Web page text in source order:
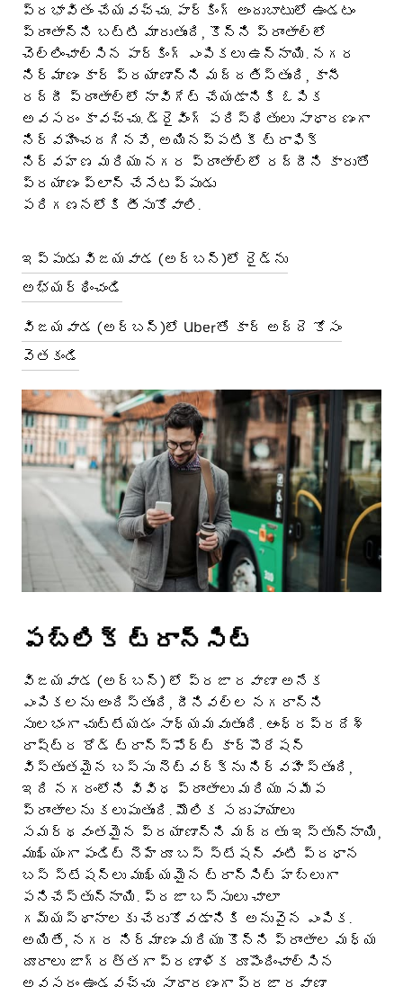
ప్రభావితం చేయవచ్చు. పార్కింగ్ అందుబాటులో ఉండటం
ప్రాంతాన్ని బట్టి మారుతుంది, కొన్ని ప్రాంతాల్లో
చెల్లించాల్సిన పార్కింగ్ ఎంపికలు ఉన్నాయి. నగర
నిర్మాణం కార్ ప్రయాణాన్ని మద్దతిస్తుంది, కానీ
రద్దీ ప్రాంతాల్లో నావిగేట్ చేయడానికి ఓపిక
అవసరం కావచ్చు. డ్రైవింగ్ పరిస్థితులు సాధారణంగా
నిర్వహించదగినవే, అయినప్పటికీ ట్రాఫిక్
నిర్వహణ మరియు నగర ప్రాంతాల్లో రద్దీని కారుతో
ప్రయాణం ప్లాన్ చేసేటప్పుడు
పరిగణనలోకి తీసుకోవాలి.
ఇప్పుడు విజయవాడ (అర్బన్)లో రైడ్‌ను
అభ్యర్థించండి
విజయవాడ (అర్బన్)లో Uberతో కార్ అద్దె కోసం
వెతకండి
పబ్లిక్ ట్రాన్సిట్
విజయవాడ (అర్బన్) లో ప్రజా రవాణా అనేక
ఎంపికలను అందిస్తుంది, దీనివల్ల నగరాన్ని
సులభంగా చుట్టేయడం సాధ్యమవుతుంది. ఆంధ్రప్రదేశ్
రాష్ట్ర రోడ్ ట్రాన్స్‌పోర్ట్ కార్పొరేషన్
విస్తృతమైన బస్సు నెట్‌వర్క్‌ను నిర్వహిస్తుంది,
ఇది నగరంలోని వివిధ ప్రాంతాలు మరియు సమీప
ప్రాంతాలను కలుపుతుంది. మౌలిక సదుపాయాలు
సమర్థవంతమైన ప్రయాణాన్ని మద్దతు ఇస్తున్నాయి,
ముఖ్యంగా పండిట్ నెహ్రూ బస్ స్టేషన్ వంటి ప్రధాన
బస్ స్టేషన్లు ముఖ్యమైన ట్రాన్సిట్ హబ్‌లుగా
పనిచేస్తున్నాయి. ప్రజా బస్సులు చాలా
గమ్యస్థానాలకు చేరుకోవడానికి అనువైన ఎంపిక.
అయితే, నగర నిర్మాణం మరియు కొన్ని ప్రాంతాల మధ్య
దూరాలు జాగ్రత్తగా ప్రణాళిక రూపొందించాల్సిన